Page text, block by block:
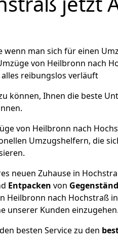
wenn man sich für einen
von Heilbronn nach
reibungslos verläuft
können, Ihnen die beste
von Heilbronn nach
Umzugshelfern, die
neuen Zuhause in
Entpacken von
Heilbronn nach Hochstraß
unserer Kunden einzugehen.
besten Service zu den